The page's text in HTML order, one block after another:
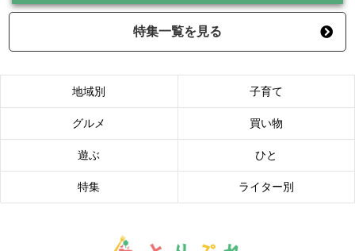
特集一覧を見る
地域別 子育て
グルメ 買い物
遊ぶ ひと
特集 ライター別